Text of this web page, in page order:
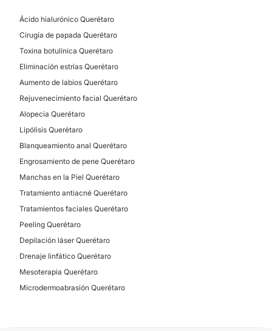
Ácido hialurónico Querétaro
Cirugía de papada Querétaro
Toxina botulínica Querétaro
Eliminación estrías Querétaro
Aumento de labios Querétaro
Rejuvenecimiento facial Querétaro
Alopecia Querétaro
Lipólisis Querétaro
Blanqueamiento anal Querétaro
Engrosamiento de pene Querétaro
Manchas en la Piel Querétaro
Tratamiento antiacné Querétaro
Tratamientos faciales Querétaro
Peeling Querétaro
Depilación láser Querétaro
Drenaje linfático Querétaro
Mesoterapia Querétaro
Microdermoabrasión Querétaro